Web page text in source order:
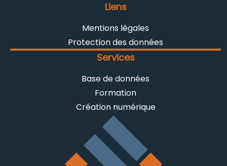
Services
Base de données
Formation
Création numérique
Liens
Mentions légales
Protection des données